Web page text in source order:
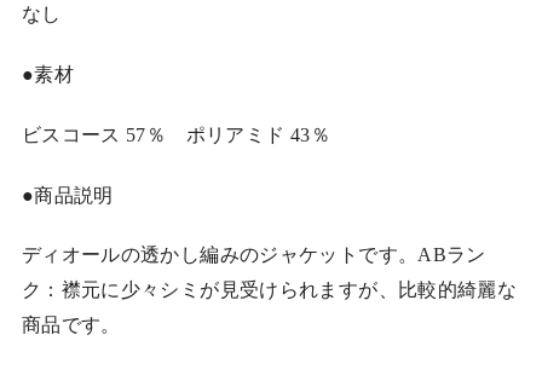
なし
●素材
ビスコース 57％ ポリアミド 43％
●商品説明
ディオールの透かし編みのジャケットです。ABラン
ク：襟元に少々シミが見受けられますが、比較的綺麗な
商品です。